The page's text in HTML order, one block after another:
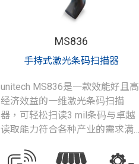
MS836
手持式激光条码扫描器
unitech MS836是一款效能好且高
经济效益的一维激光条码扫描
器，可轻松扫读3 mil条码与卓越
读取能力符合各种产业的需求满
求，提升作业效能以及节省成本